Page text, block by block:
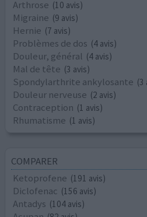
Arthrose (10 avis)
Migraine (9 avis)
Hernie (7 avis)
Problèmes de dos (4 avis)
Douleur, général (4 avis)
Mal de tête (3 avis)
Spondylarthrite ankylosante (3
Douleur nerveuse (2 avis)
Contraception (1 avis)
Rhumatisme (1 avis)
COMPARER
Ketoprofene (191 avis)
Diclofenac (156 avis)
Antadys (104 avis)